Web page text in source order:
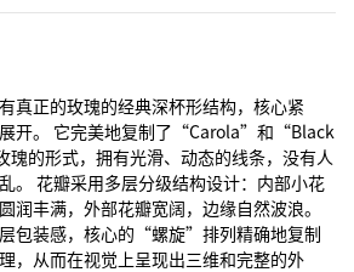
真正的玫瑰的经典深杯形结构，核心紧
开。 它完美地复制了“Carola”和“Black
的形式，拥有光滑、动态的线条，没有人
。 花瓣采用多层分级结构设计：内部小花
润丰满，外部花瓣宽阔，边缘自然波浪。
包装感，核心的“螺旋”排列精确地复制
，从而在视觉上呈现出三维和完整的外